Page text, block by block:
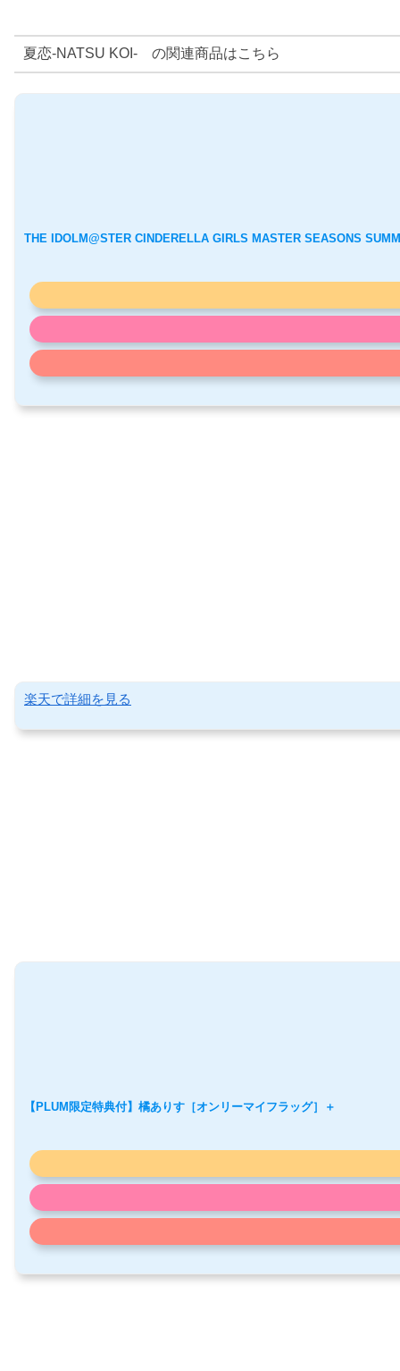
夏恋-NATSU KOI- の関連商品はこちら
THE IDOLM@STER CINDERELLA GIRLS MASTER SEASONS
楽天で詳細を見る
【PLUM限定特典付】橘ありす［オンリーマイフラッグ］＋